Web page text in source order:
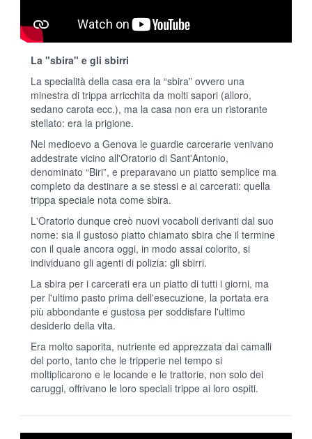
La "sbira" e gli sbirri
La specialità della casa era la “sbira” ovvero una
minestra di trippa arricchita da molti sapori (alloro,
sedano carota ecc.), ma la casa non era un ristorante
stellato: era la prigione.
Nel medioevo a Genova le guardie carcerarie venivano
addestrate vicino all'Oratorio di Sant'Antonio,
denominato “Biri”, e preparavano un piatto semplice ma
completo da destinare a se stessi e ai carcerati: quella
trippa speciale nota come sbira.
L'Oratorio dunque creò nuovi vocaboli derivanti dal suo
nome: sia il gustoso piatto chiamato sbira che il termine
con il quale ancora oggi, in modo assai colorito, si
individuano gli agenti di polizia: gli sbirri.
La sbira per i carcerati era un piatto di tutti i giorni, ma
per l'ultimo pasto prima dell'esecuzione, la portata era
più abbondante e gustosa per soddisfare l'ultimo
desiderio della vita.
Era molto saporita, nutriente ed apprezzata dai camalli
del porto, tanto che le tripperie nel tempo si
moltiplicarono e le locande e le trattorie, non solo dei
caruggi, offrivano le loro speciali trippe ai loro ospiti.